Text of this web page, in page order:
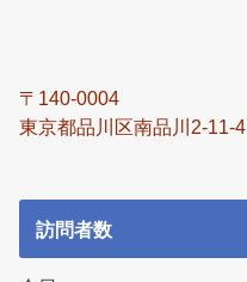
〒140-0004
東京都品川区南品川2-11-4
訪問者数